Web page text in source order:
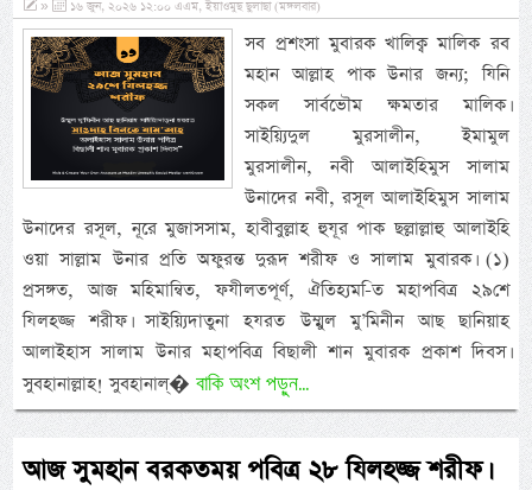
» ১৬ জুন, ২০২৬ ১২:০০ এএম, ইয়াওমুছ ছুলাছা (মঙ্গলবার)
সব প্রশংসা মুবারক খালিক্ব মালিক রব
মহান আল্লাহ পাক উনার জন্য; যিনি
সকল সার্বভৌম ক্ষমতার মালিক।
সাইয়্যিদুল মুরসালীন, ইমামুল
মুরসালীন, নবী আলাইহিমুস সালাম
উনাদের নবী, রসূল আলাইহিমুস সালাম
উনাদের রসূল, নূরে মুজাসসাম, হাবীবুল্লাহ হুযূর পাক ছল্লাল্লাহু আলাইহি
ওয়া সাল্লাম উনার প্রতি অফুরন্ত দুরূদ শরীফ ও সালাম মুবারক। (১)
প্রসঙ্গত, আজ মহিমান্বিত, ফযীলতপূর্ণ, ঐতিহ্যম-িত মহাপবিত্র ২৯শে
যিলহজ্জ শরীফ। সাইয়্যিদাতুনা হযরত উম্মুল মু’মিনীন আছ ছানিয়াহ
আলাইহাস সালাম উনার মহাপবিত্র বিছালী শান মুবারক প্রকাশ দিবস।
সুবহানাল্লাহ! সুবহানাল্�বাকি অংশ পড়ুন...
আজ সুমহান বরকতময় পবিত্র ২৮ যিলহজ্জ শরীফ।